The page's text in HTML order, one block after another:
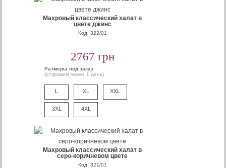
Махровый классический халат в
цвете джинс
Код: 322/01
2767 грн
Размеры под заказ
(отправим через 1 день)
L XL XXL
3XL 4XL
Махровый классический халат в
серо-коричневом цвете
Код: 321/01